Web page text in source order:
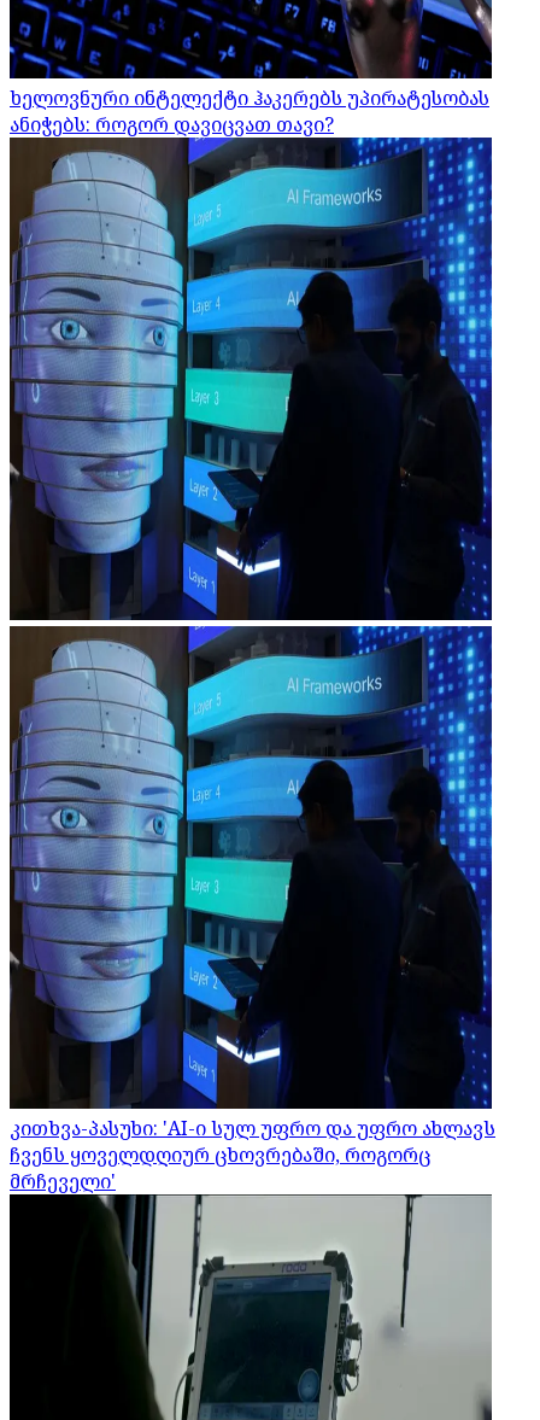
ხელოვნური ინტელექტი ჰაკერებს უპირატესობას
ანიჭებს: როგორ დავიცვათ თავი?
კითხვა-პასუხი: 'AI-ი სულ უფრო და უფრო ახლავს
ჩვენს ყოველდღიურ ცხოვრებაში, როგორც
მრჩეველი'